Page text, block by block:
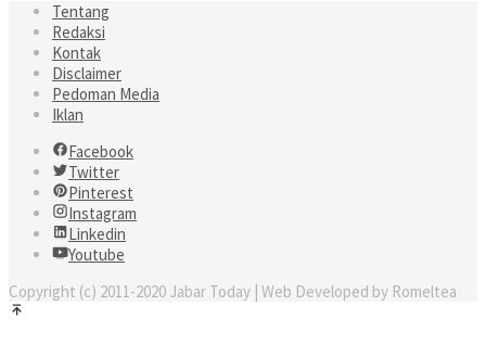
Tentang
Redaksi
Kontak
Disclaimer
Pedoman Media
Iklan
Facebook
Twitter
Pinterest
Instagram
Linkedin
Youtube
Copyright (c) 2011-2020 Jabar Today | Web Developed by Romeltea